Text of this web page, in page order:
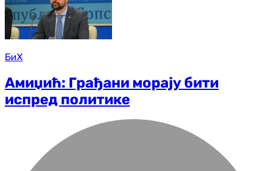
БиХ
Амиџић: Грађани морају бити
испред политике